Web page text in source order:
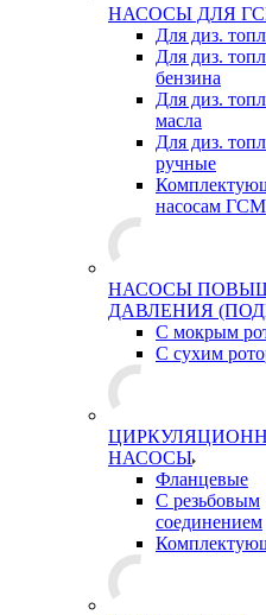
НАСОСЫ ДЛЯ
Для диз.
Для диз.
бензина
Для диз.
масла
Для диз.
ручные
насосам ГСМ
НАСОСЫ
ДАВЛЕНИЯ
С мокрым
С сухим
НАСОСЫ
Фланцевые
С резьбовым
соединением